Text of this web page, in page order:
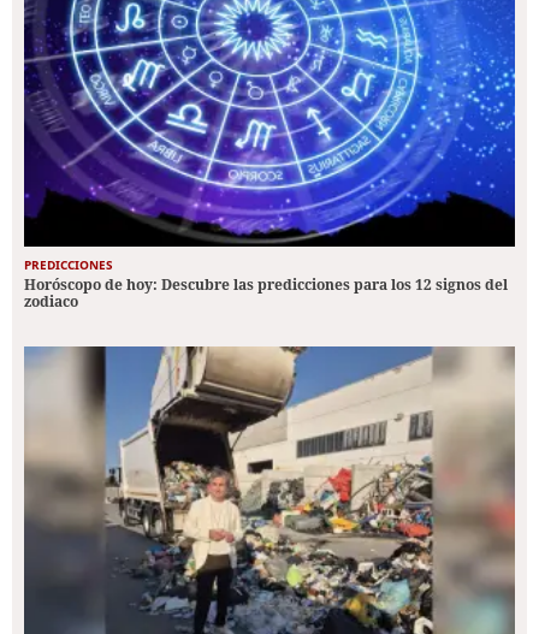
PREDICCIONES
Horóscopo de hoy: Descubre las predicciones para los 12 signos del
zodiaco